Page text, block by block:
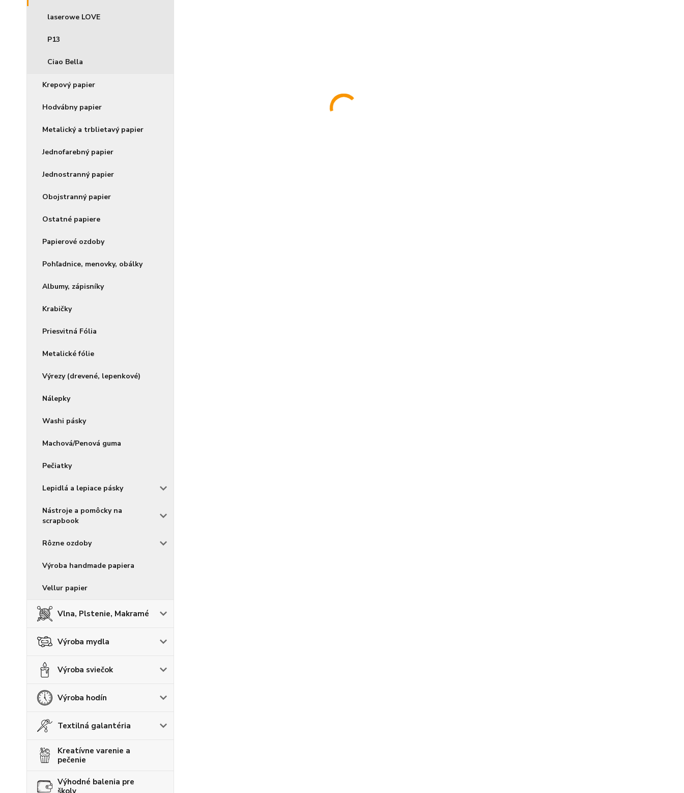
laserowe LOVE
P13
Ciao Bella
Krepový papier
Hodvábny papier
Metalický a trblietavý papier
Jednofarebný papier
Jednostranný papier
Obojstranný papier
Ostatné papiere
Papierové ozdoby
Pohľadnice, menovky, obálky
Albumy, zápisníky
Krabičky
Priesvitná Fólia
Metalické fólie
Výrezy (drevené, lepenkové)
Nálepky
Washi pásky
Machová/Penová guma
Pečiatky
Lepidlá a lepiace pásky
Nástroje a pomôcky na
scrapbook
Rôzne ozdoby
Výroba handmade papiera
Vellur papier
Vlna, Plstenie, Makramé
Výroba mydla
Výroba sviečok
Výroba hodín
Textilná galantéria
Kreatívne varenie a
pečenie
Výhodné balenia pre
školy